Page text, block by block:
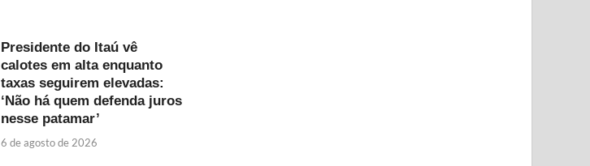
Presidente do Itaú vê
calotes em alta enquanto
taxas seguirem elevadas:
‘Não há quem defenda juros
nesse patamar’
6 de agosto de 2026